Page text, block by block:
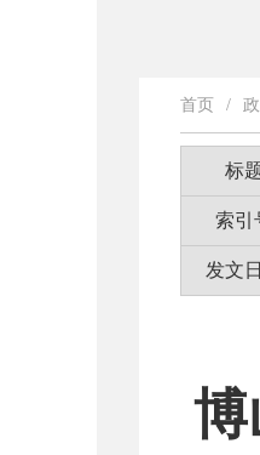
首页 /
标
索引
发文
博